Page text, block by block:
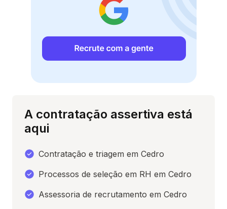
A contratação assertiva está
aqui
Contratação e triagem em Cedro
Processos de seleção em RH em Cedro
Assessoria de recrutamento em Cedro